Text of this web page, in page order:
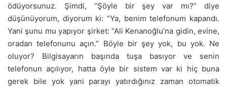
ödüyorsunuz. Şimdi, “Şöyle bir şey var mı?” diye
düşünüyorum, diyorum ki: “Ya, benim telefonum kapandı.
Yani şunu mu yapıyor şirket: “Ali Kenanoğlu’na gidin, evine,
oradan telefonunu açın.” Böyle bir şey yok, bu yok. Ne
oluyor? Bilgisayarın başında tuşa basıyor ve senin
telefonun açılıyor, hatta öyle bir sistem var ki hiç buna
gerek bile yok yani parayı yatırdığınız zaman otomatik